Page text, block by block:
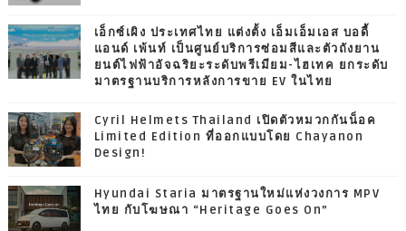
เอ็กซ์เผิง ประเทศไทย แต่งตั้ง เอ็มเอ็มเอส บอดี้
แอนด์ เพ้นท์ เป็นศูนย์บริการซ่อมสีและตัวถังยาน
ยนต์ไฟฟ้าอัจฉริยะระดับพรีเมียม-ไฮเทค ยกระดับ
มาตรฐานบริการหลังการขาย EV ในไทย
Cyril Helmets Thailand เปิดตัวหมวกกันน็อค
Limited Edition ที่ออกแบบโดย Chayanon
Design!
Hyundai Staria มาตรฐานใหม่แห่งวงการ MPV
ไทย กับโฆษณา “Heritage Goes On”